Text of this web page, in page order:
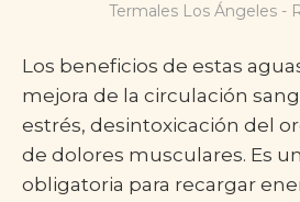
Termales Los Ángeles -
Los beneficios de estas
mejora de la circulación
estrés, desintoxicación del
de dolores musculares. Es
obligatoria para recargar